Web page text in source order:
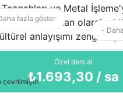
Tezgahları ve Metal
tercüman olarak
anlayışımı
çevrilmiştir.
fazla göster
-
Özel ders al
₺1.693,30 / sa